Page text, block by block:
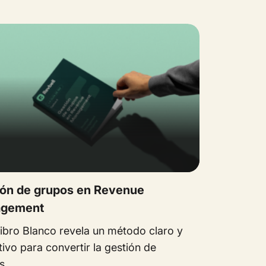
de grupos en Revenue
Blanco revela un método claro y
para convertir la gestión de